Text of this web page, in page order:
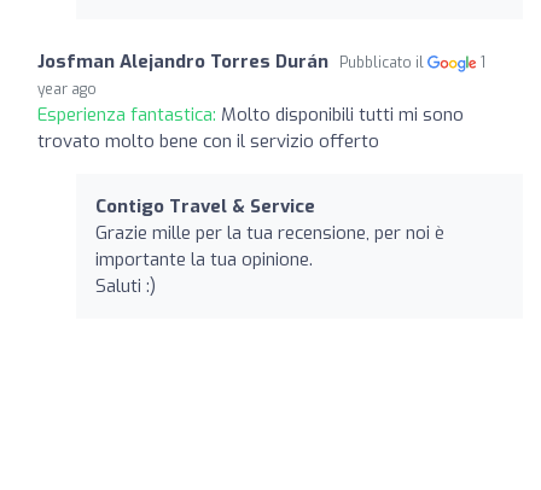
Josfman Alejandro Torres Durán Pubblicato il
1
year ago
Esperienza fantastica: Molto disponibili tutti mi sono
trovato molto bene con il servizio offerto
Contigo Travel & Service
Grazie mille per la tua recensione, per noi è
importante la tua opinione.
Saluti :)